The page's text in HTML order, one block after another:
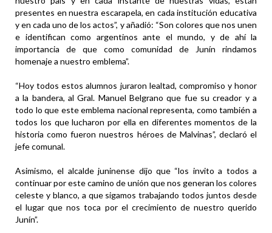
presentes en nuestra escarapela, en cada institución educativa
y en cada uno de los actos”, y añadió: “Son colores que nos unen
e identifican como argentinos ante el mundo, y de ahí la
importancia de que como comunidad de Junín rindamos
homenaje a nuestro emblema”.
“Hoy todos estos alumnos juraron lealtad, compromiso y honor
a la bandera, al Gral. Manuel Belgrano que fue su creador y a
todo lo que este emblema nacional representa, como también a
todos los que lucharon por ella en diferentes momentos de la
historia como fueron nuestros héroes de Malvinas”, declaró el
jefe comunal.
Asimismo, el alcalde juninense dijo que “los invito a todos a
continuar por este camino de unión que nos generan los colores
celeste y blanco, a que sigamos trabajando todos juntos desde
el lugar que nos toca por el crecimiento de nuestro querido
Junín”.